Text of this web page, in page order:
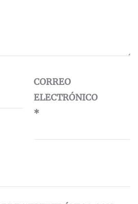
CORREO
ELECTRÓNICO
*